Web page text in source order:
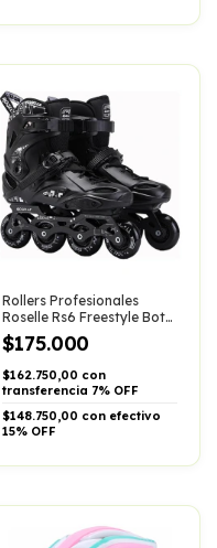
Rollers Profesionales
Roselle Rs6 Freestyle Bota
Dura Abec 11
$175.000
$162.750,00 con
transferencia 7% OFF
$148.750,00 con efectivo
15% OFF